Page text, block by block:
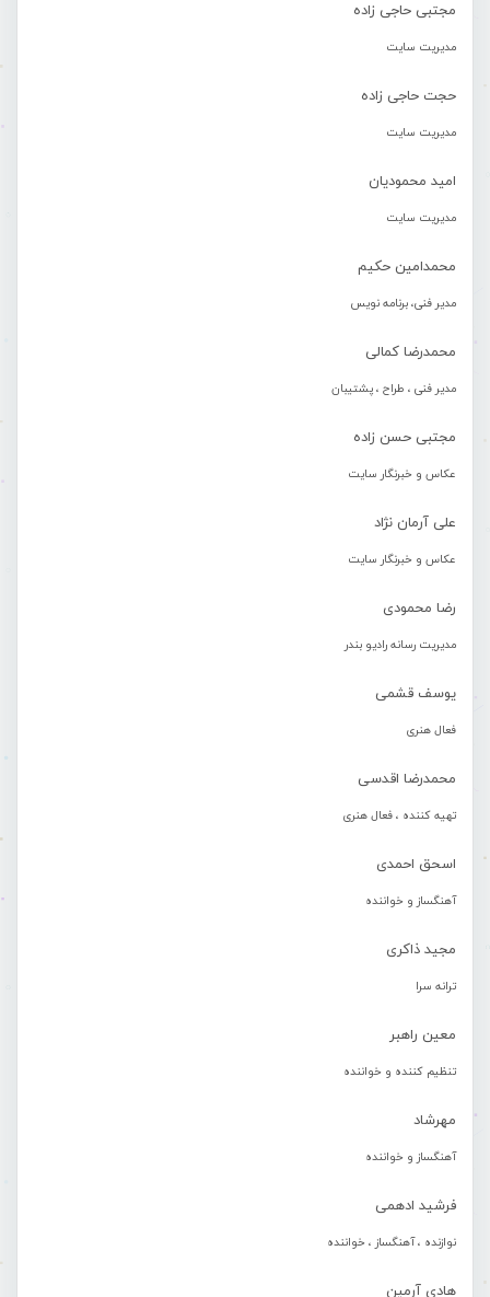
مجتبی حاجی زاده
مدیریت سایت
حجت حاجی زاده
مدیریت سایت
امید محمودیان
مدیریت سایت
محمدامین حکیم
مدیر فنی، برنامه نویس
محمدرضا کمالی
مدیر فنی ، طراح ، پشتیبان
مجتبی حسن زاده
عکاس و خبرنگار سایت
علی آرمان نژاد
عکاس و خبرنگار سایت
رضا محمودی
مدیریت رسانه رادیو بندر
یوسف قشمی
فعال هنری
محمدرضا اقدسی
تهیه کننده ، فعال هنری
اسحق احمدی
آهنگساز و خواننده
مجید ذاکری
ترانه سرا
معین راهبر
تنظیم کننده و خواننده
مهرشاد
آهنگساز و خواننده
فرشید ادهمی
نوازنده ، آهنگساز ، خواننده
هادی آرمین